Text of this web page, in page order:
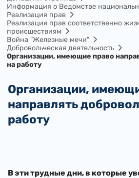
Информация о Ведомстве
Реализация прав
Реализация прав соответственно
происшествиям
Война "Железные мечи"
Добровольческая деятельность
Организации, имеющие право
на работу
Организации, имеющие право
направлять
работу
В эти трудные дни, в которые